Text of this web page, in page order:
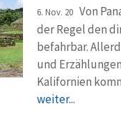
6. Nov. 20Von
der Regel den
befahrbar.
und
Kalifornien
weiter...